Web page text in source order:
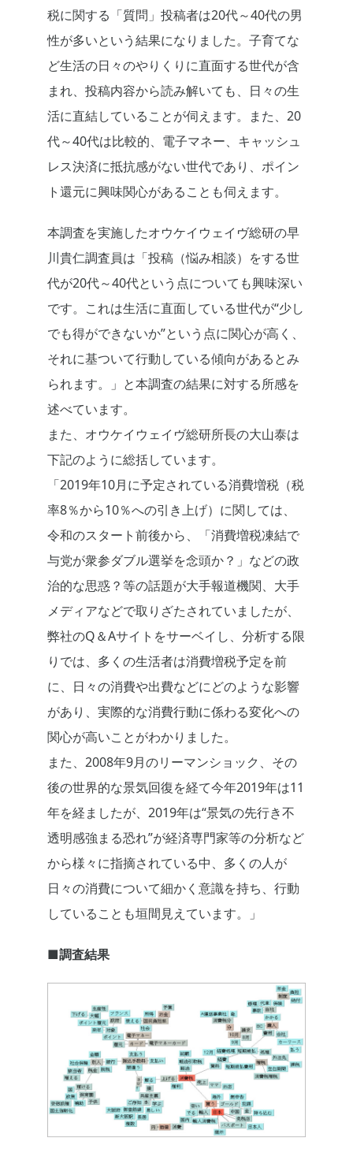
税に関する「質問」投稿者は20代～40代の男
性が多いという結果になりました。子育てな
ど生活の日々のやりくりに直面する世代が含
まれ、投稿内容から読み解いても、日々の生
活に直結していることが伺えます。また、20
代～40代は比較的、電子マネー、キャッシュ
レス決済に抵抗感がない世代であり、ポイン
ト還元に興味関心があることも伺えます。
本調査を実施したオウケイウェイヴ総研の早
川貴仁調査員は「投稿（悩み相談）をする世
代が20代～40代という点についても興味深い
です。これは生活に直面している世代が“少し
でも得ができないか”という点に関心が高く、
それに基ついて行動している傾向があるとみ
られます。」と本調査の結果に対する所感を
述べています。
また、オウケイウェイヴ総研所長の大山泰は
下記のように総括しています。
「2019年10月に予定されている消費増税（税
率8％から10％への引き上げ）に関しては、
令和のスタート前後から、「消費増税凍結で
与党が衆参ダブル選挙を念頭か？」などの政
治的な思惑？等の話題が大手報道機関、大手
メディアなどで取りざたされていましたが、
弊社のQ＆Aサイトをサーベイし、分析する限
りでは、多くの生活者は消費増税予定を前
に、日々の消費や出費などにどのような影響
があり、実際的な消費行動に係わる変化への
関心が高いことがわかりました。
また、2008年9月のリーマンショック、その
後の世界的な景気回復を経て今年2019年は11
年を経ましたが、2019年は“景気の先行き不
透明感強まる恐れ”が経済専門家等の分析など
から様々に指摘されている中、多くの人が
日々の消費について細かく意識を持ち、行動
していることも垣間見えています。」
■調査結果